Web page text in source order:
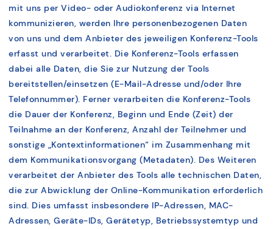
mit uns per Video- oder Audiokonferenz via Internet
kommunizieren, werden Ihre personenbezogenen Daten
von uns und dem Anbieter des jeweiligen Konferenz-Tools
erfasst und verarbeitet. Die Konferenz-Tools erfassen
dabei alle Daten, die Sie zur Nutzung der Tools
bereitstellen/einsetzen (E-Mail-Adresse und/oder Ihre
Telefonnummer). Ferner verarbeiten die Konferenz-Tools
die Dauer der Konferenz, Beginn und Ende (Zeit) der
Teilnahme an der Konferenz, Anzahl der Teilnehmer und
sonstige „Kontextinformationen“ im Zusammenhang mit
dem Kommunikationsvorgang (Metadaten). Des Weiteren
verarbeitet der Anbieter des Tools alle technischen Daten,
die zur Abwicklung der Online-Kommunikation erforderlich
sind. Dies umfasst insbesondere IP-Adressen, MAC-
Adressen, Geräte-IDs, Gerätetyp, Betriebssystemtyp und